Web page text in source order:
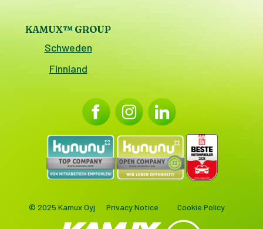
KAMUX™ GROUP
Schweden
Finnland
© 2025 Kamux Oyj. Privacy Notice Cookie Policy